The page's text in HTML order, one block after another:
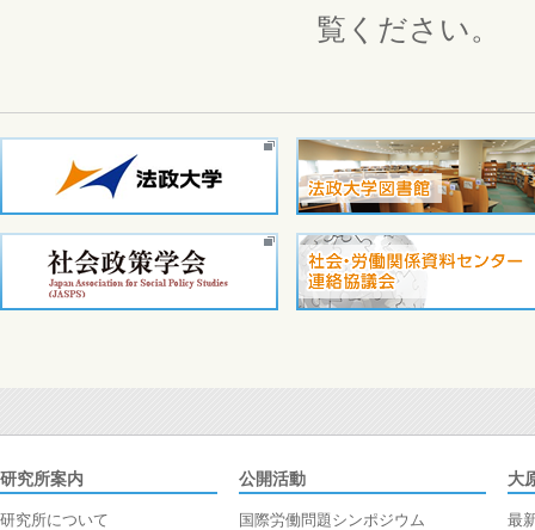
覧ください。
研究所案内
研究所について
公開活動
国際労働問題シンポジウム
大
最